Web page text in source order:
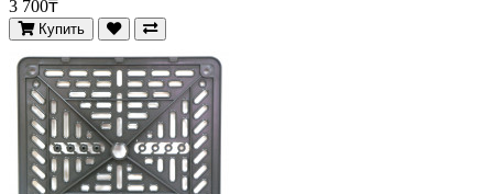
3 700₸
Купить